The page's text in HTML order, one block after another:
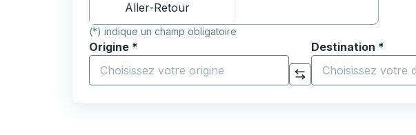
Aller-Retour
(*) indique un champ obligatoire
Origine *
Commencez à saisir la ville d'origine pour ouvrir les options
Destination *
Commencez à